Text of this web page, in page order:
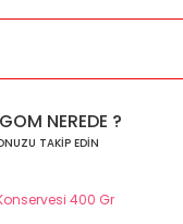
NEREDE ?
TAKİP EDİN
400 Gr